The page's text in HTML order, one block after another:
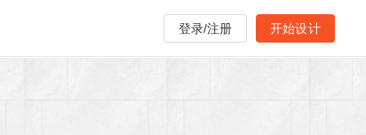
登录/注册 开始设计